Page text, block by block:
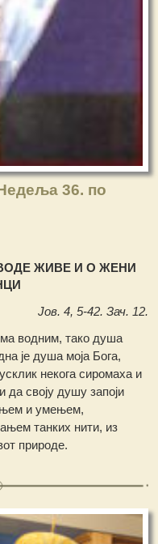
36. по
ЖИВЕ И О ЖЕНИ
Јов. 4, 5-42. Зач. 12.
водним, тако душа
је душа моја Бога,
некога сиромаха и
да своју душу запоји
и умењем,
танких нити, из
природе.